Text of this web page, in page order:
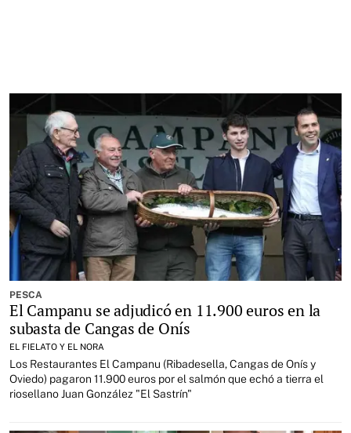
PESCA
El Campanu se adjudicó en 11.900 euros en la
subasta de Cangas de Onís
EL FIELATO Y EL NORA
Los Restaurantes El Campanu (Ribadesella, Cangas de Onís y
Oviedo) pagaron 11.900 euros por el salmón que echó a tierra el
riosellano Juan González "El Sastrín"